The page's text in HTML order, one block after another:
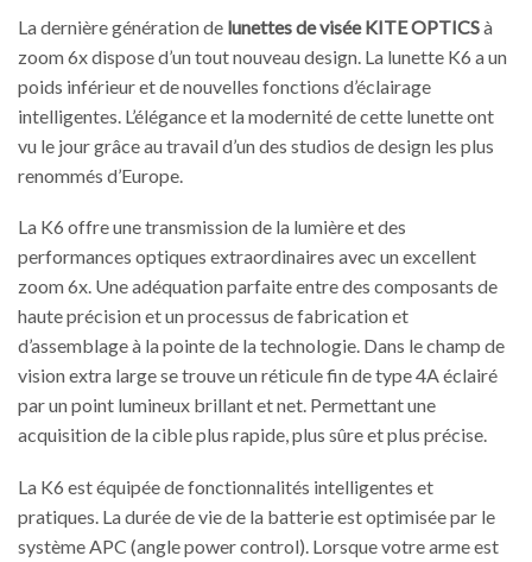
La dernière génération de lunettes de visée KITE OPTICSà
zoom 6x dispose d’un tout nouveau design. La lunette K6 a un
poids inférieur et de nouvelles fonctions d’éclairage
intelligentes. L’élégance et la modernité de cette lunette ont
vu le jour grâce au travail d’un des studios de design les plus
renommés d’Europe.
La K6 offre une transmission de la lumière et des
performances optiques extraordinaires avec un excellent
zoom 6x. Une adéquation parfaite entre des composants de
haute précision et un processus de fabrication et
d’assemblage à la pointe de la technologie. Dans le champ de
vision extra large se trouve un réticule fin de type 4A éclairé
par un point lumineux brillant et net. Permettant une
acquisition de la cible plus rapide, plus sûre et plus précise.
La K6 est équipée de fonctionnalités intelligentes et
pratiques. La durée de vie de la batterie est optimisée par le
système APC (angle power control). Lorsque votre arme est